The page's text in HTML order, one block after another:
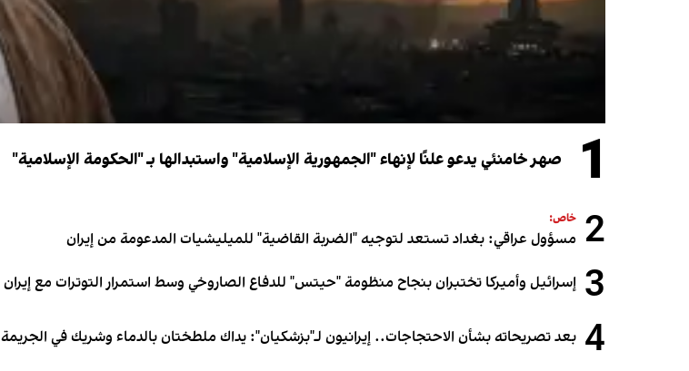
1 صهر خامنئي يدعو علنًا لإنهاء "الجمهورية الإسلامية" واستبدالها بـ "الحكومة الإسلامية"
2 خاص:
مسؤول عراقي: بغداد تستعد لتوجيه "الضربة القاضية" للميليشيات المدعومة من إيران
3 إسرائيل وأميركا تختبران بنجاح منظومة "حيتس" للدفاع الصاروخي وسط استمرار التوترات مع إيران
4 بعد تصريحاته بشأن الاحتجاجات.. إيرانيون لـ"بزشكيان": يداك ملطختان بالدماء وشريك في الجريمة